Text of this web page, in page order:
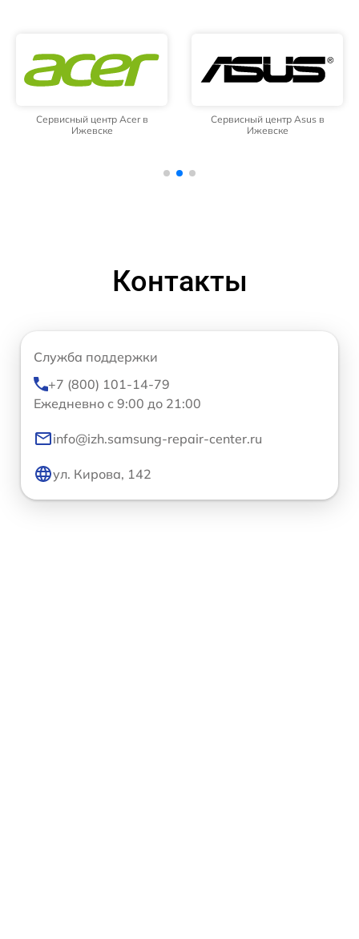
Сервисный центр Acer в
Ижевске
Сервисный центр Asus в
Ижевске
Контакты
Служба поддержки
+7 (800) 101-14-79
Ежедневно с 9:00 до 21:00
info@izh.samsung-repair-center.ru
ул. Кирова, 142